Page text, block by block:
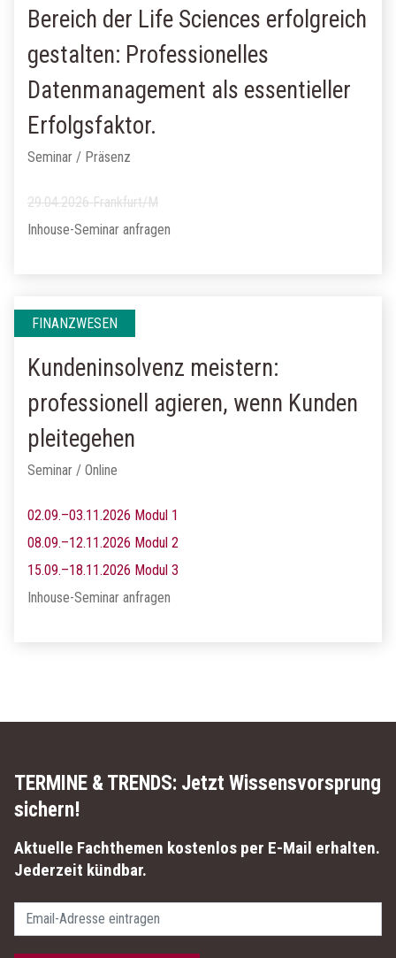
Bereich der Life Sciences erfolgreich
gestalten: Professionelles
Datenmanagement als essentieller
Erfolgsfaktor.
Seminar / Präsenz
29.04.2026 Frankfurt/M
Inhouse-Seminar anfragen
FINANZWESEN
Kundeninsolvenz meistern:
professionell agieren, wenn Kunden
pleitegehen
Seminar / Online
02.09.–03.11.2026 Modul 1
08.09.–12.11.2026 Modul 2
15.09.–18.11.2026 Modul 3
Inhouse-Seminar anfragen
TERMINE & TRENDS: Jetzt Wissensvorsprung
sichern!
Aktuelle Fachthemen kostenlos per E-Mail erhalten.
Jederzeit kündbar.
Passwort